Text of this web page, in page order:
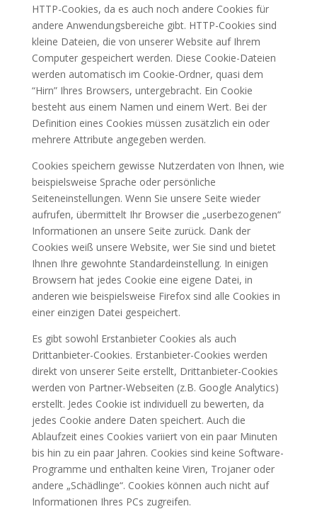
HTTP-Cookies, da es auch noch andere Cookies für
andere Anwendungsbereiche gibt. HTTP-Cookies sind
kleine Dateien, die von unserer Website auf Ihrem
Computer gespeichert werden. Diese Cookie-Dateien
werden automatisch im Cookie-Ordner, quasi dem
“Hirn” Ihres Browsers, untergebracht. Ein Cookie
besteht aus einem Namen und einem Wert. Bei der
Definition eines Cookies müssen zusätzlich ein oder
mehrere Attribute angegeben werden.
Cookies speichern gewisse Nutzerdaten von Ihnen, wie
beispielsweise Sprache oder persönliche
Seiteneinstellungen. Wenn Sie unsere Seite wieder
aufrufen, übermittelt Ihr Browser die „userbezogenen“
Informationen an unsere Seite zurück. Dank der
Cookies weiß unsere Website, wer Sie sind und bietet
Ihnen Ihre gewohnte Standardeinstellung. In einigen
Browsern hat jedes Cookie eine eigene Datei, in
anderen wie beispielsweise Firefox sind alle Cookies in
einer einzigen Datei gespeichert.
Es gibt sowohl Erstanbieter Cookies als auch
Drittanbieter-Cookies. Erstanbieter-Cookies werden
direkt von unserer Seite erstellt, Drittanbieter-Cookies
werden von Partner-Webseiten (z.B. Google Analytics)
erstellt. Jedes Cookie ist individuell zu bewerten, da
jedes Cookie andere Daten speichert. Auch die
Ablaufzeit eines Cookies variiert von ein paar Minuten
bis hin zu ein paar Jahren. Cookies sind keine Software-
Programme und enthalten keine Viren, Trojaner oder
andere „Schädlinge“. Cookies können auch nicht auf
Informationen Ihres PCs zugreifen.